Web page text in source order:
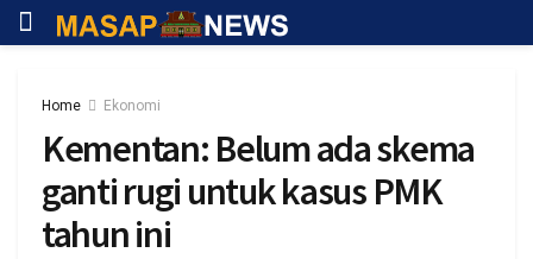
Home Ekonomi
Kementan: Belum ada skema
ganti rugi untuk kasus PMK
tahun ini